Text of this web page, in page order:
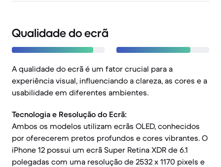
Qualidade do ecrã
A qualidade do ecrã é um fator crucial para a
experiência visual, influenciando a clareza, as cores e a
usabilidade em diferentes ambientes.
Tecnologia e Resolução do Ecrã:
Ambos os modelos utilizam ecrãs OLED, conhecidos
por oferecerem pretos profundos e cores vibrantes. O
iPhone 12 possui um ecrã Super Retina XDR de 6.1
polegadas com uma resolução de 2532 x 1170 pixels e